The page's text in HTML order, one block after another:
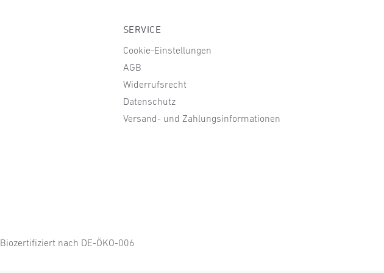
SERVICE
Cookie-Einstellungen
AGB
Widerrufsrecht
Datenschutz
Versand- und Zahlungsinformationen
Biozertifiziert nach DE-ÖKO-006